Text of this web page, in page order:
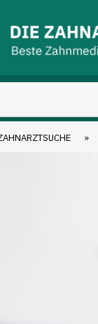
»